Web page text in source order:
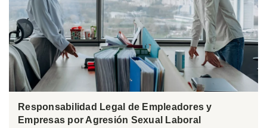
Responsabilidad Legal de Empleadores y
Empresas por Agresión Sexual Laboral